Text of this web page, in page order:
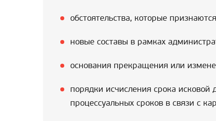
обстоятельства, которые
новые составы в рамках
основания прекращения или
порядки исчисления срока исковой
процессуальных сроков в связи с